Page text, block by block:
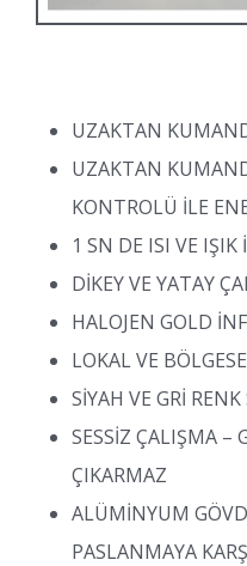
UZAKTAN
UZAKTAN
KONTROLÜ İLE
1 SN DE ISI VE
DİKEY VE YATAY
HALOJEN GOLD
LOKAL VE
SİYAH VE GRİ RENK
SESSİZ ÇALIŞMA –
ÇIKARMAZ
ALÜMİNYUM
PASLANMAYA